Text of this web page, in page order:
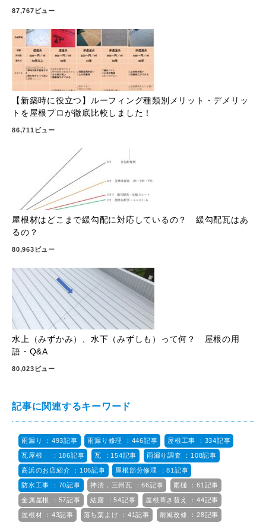
87,767ビュー
【新築時に役立つ】ルーフィング種類別メリット・デメリッ
トを屋根プロが徹底比較しました！
86,711ビュー
屋根材はどこまで緩勾配に対応しているの？ 緩勾配瓦はあ
るの？
80,963ビュー
水上（みずかみ）、水下（みずしも）って何？ 屋根の用
語・Q&A
80,023ビュー
記事に関連するキーワード
雨漏り ：493記事 雨漏り修理 ：446記事 屋根工事 ：334記事
瓦屋根 ：186記事 瓦 ：154記事 雨漏り調査 ：108記事
高浜のお店紹介 ：106記事 屋根部分修理 ：81記事
防水工事 ：70記事 神清，三州瓦 ：66記事 雨樋 ：61記事
金属屋根 ：57記事 結露 ：54記事 屋根葺き替え ：44記事
屋根材 ：43記事 落ち葉よけ ：41記事 耐風改修 ：28記事